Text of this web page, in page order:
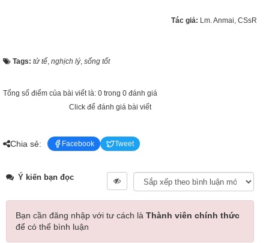
Tác giả: Lm. Anmai, CSsR
Tags: tử tế, nghịch lý, sống tốt
Tổng số điểm của bài viết là: 0 trong 0 đánh giá
Click để đánh giá bài viết
Chia sẻ: Facebook Tweet
Ý kiến bạn đọc
Bạn cần đăng nhập với tư cách là Thành viên chính thức
để có thể bình luận